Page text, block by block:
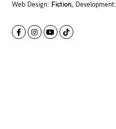
Web Design: Fiction, Development: